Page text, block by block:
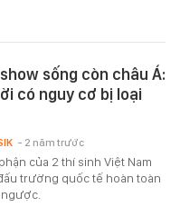
sống còn châu Á:
có nguy cơ bị loại
của 2 thí sinh Việt Nam
trường quốc tế hoàn toàn
- 2 năm trước